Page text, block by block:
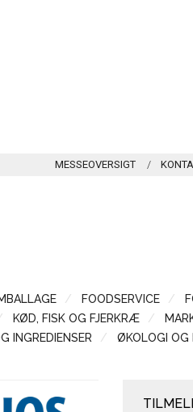
MESSEOVERSIGT
FOODSERVICE
KØD, FISK OG FJERKRÆ
INGREDIENSER ØKOLOGI OG